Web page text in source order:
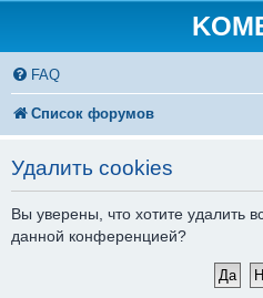
FAQ
Список форумов
Удалить cookies
Вы уверены, что хотите удалить
данной конференцией?